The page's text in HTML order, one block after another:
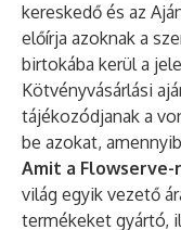
kereskedő és az
előírja azoknak a
birtokába kerül a
Kötvényvásárlási
tájékozódjanak a
be azokat,
Amit a
világ egyik vezető
termékeket gyártó,